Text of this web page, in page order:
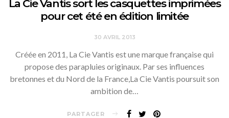
La Cie Vantis sort les casquettes imprimées
pour cet été en édition limitée
30 AVRIL 2013
Créée en 2011, La Cie Vantis est une marque française qui
propose des parapluies originaux. Par ses influences
bretonnes et du Nord de la France,La Cie Vantis poursuit son
ambition de…
PARTAGER